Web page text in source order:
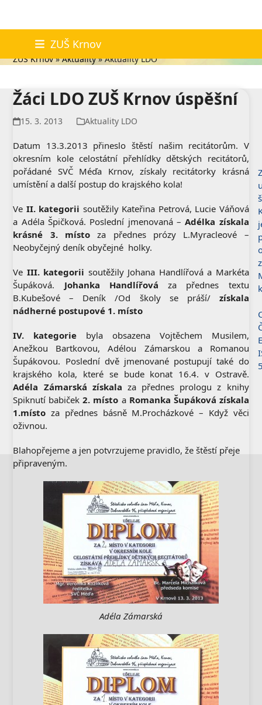
content
ZUŠ Krnov
Aktuality LDO
ZUŠ Krnov»Aktuality»Aktuality LDO
Žáci LDO ZUŠ Krnov úspěšní
15. 3. 2013 Aktuality LDO
Datum 13.3.2013 přineslo štěstí našim recitátorům. V
okresním kole celostátní přehlídky dětských recitátorů,
pořádané SVČ Méďa Krnov, získaly recitátorky krásná
umístění a další postup do krajského kola!
Ve II. kategorii soutěžily Kateřina Petrová, Lucie Váňová
a Adéla Špičková. Poslední jmenovaná –Adélka získala
krásné 3. místo za přednes prózy L.Myracleové –
Neobyčejný deník obyčejné holky.
Ve III. kategorii soutěžily Johana Handlířová a Markéta
Šupáková. Johanka Handlířováza přednes textu
B.Kubešové – Deník /Od školy se práší/ získala
nádherné postupové 1. místo
IV. kategorie byla obsazena Vojtěchem Musilem,
Anežkou Bartkovou, Adélou Zámarskou a Romanou
Šupákovou. Poslední dvě jmenované postupují také do
krajského kola, které se bude konat 16.4. v Ostravě.
Adéla Zámarská získala za přednes prologu z knihy
Spiknutí babiček2. místo a Romanka Šupáková získala
1.místo za přednes básně M.Procházkové – Když věci
oživnou.
Blahopřejeme a jen potvrzujeme pravidlo, že štěstí přeje
připraveným.
Adéla Zámarská